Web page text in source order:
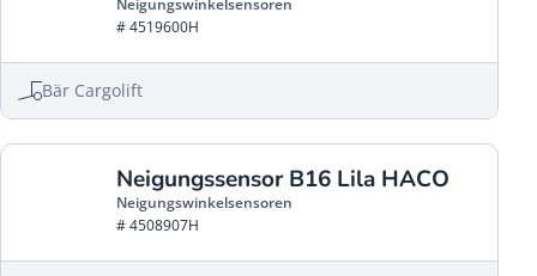
Neigungswinkelsensoren
# 4519600H
Bär Cargolift
Neigungssensor B16 Lila HACO
Neigungswinkelsensoren
# 4508907H